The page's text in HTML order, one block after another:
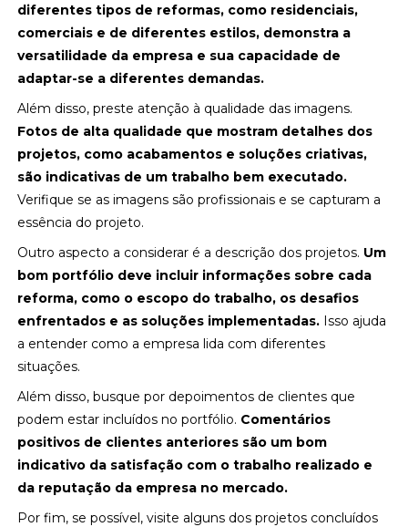
diferentes tipos de reformas, como residenciais,
comerciais e de diferentes estilos, demonstra a
versatilidade da empresa e sua capacidade de
adaptar-se a diferentes demandas.
Além disso, preste atenção à qualidade das imagens.
Fotos de alta qualidade que mostram detalhes dos
projetos, como acabamentos e soluções criativas,
são indicativas de um trabalho bem executado.
Verifique se as imagens são profissionais e se capturam a
essência do projeto.
Outro aspecto a considerar é a descrição dos projetos. Um
bom portfólio deve incluir informações sobre cada
reforma, como o escopo do trabalho, os desafios
enfrentados e as soluções implementadas. Isso ajuda
a entender como a empresa lida com diferentes
situações.
Além disso, busque por depoimentos de clientes que
podem estar incluídos no portfólio. Comentários
positivos de clientes anteriores são um bom
indicativo da satisfação com o trabalho realizado e
da reputação da empresa no mercado.
Por fim, se possível, visite alguns dos projetos concluídos